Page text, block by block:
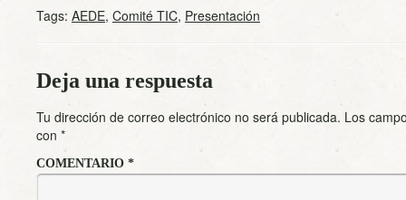
Tags: AEDE, Comité TIC, Presentación
Deja una respuesta
Tu dirección de correo electrónico no será publicada. Los
con *
COMENTARIO *